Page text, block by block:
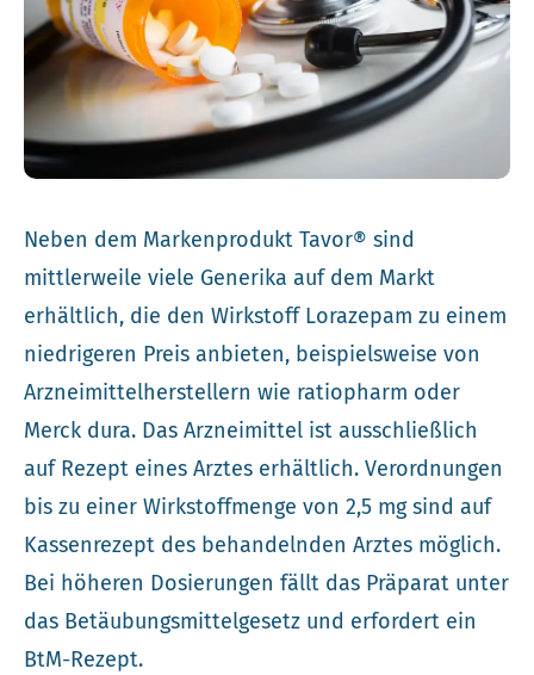
Neben dem Markenprodukt Tavor® sind
mittlerweile viele Generika auf dem Markt
erhältlich, die den Wirkstoff Lorazepam zu einem
niedrigeren Preis anbieten, beispielsweise von
Arzneimittelherstellern wie ratiopharm oder
Merck dura. Das Arzneimittel ist ausschließlich
auf Rezept eines Arztes erhältlich. Verordnungen
bis zu einer Wirkstoffmenge von 2,5 mg sind auf
Kassenrezept des behandelnden Arztes möglich.
Bei höheren Dosierungen fällt das Präparat unter
das Betäubungsmittelgesetz und erfordert ein
BtM-Rezept.